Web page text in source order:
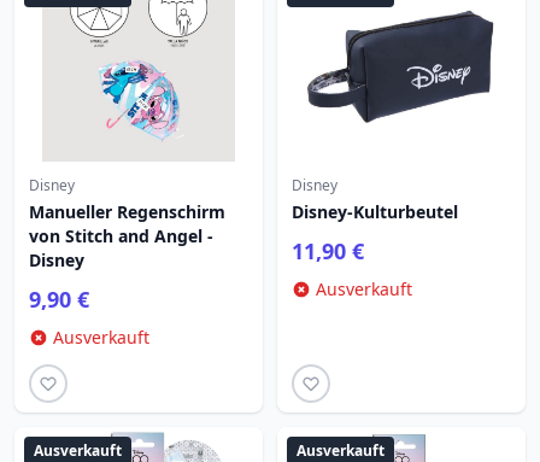
Disney
Manueller Regenschirm
von Stitch and Angel -
Disney
9,90 €
Ausverkauft
Disney
Disney-Kulturbeutel
11,90 €
Ausverkauft
Ausverkauft Ausverkauft